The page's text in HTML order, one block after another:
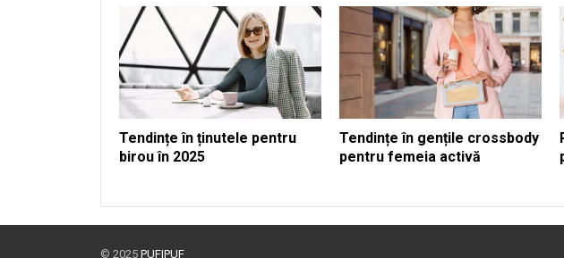
Tendințe în ținutele pentru
birou în 2025
Tendințe în gențile crossbody
pentru femeia activă
© 2025 PUFIPUF